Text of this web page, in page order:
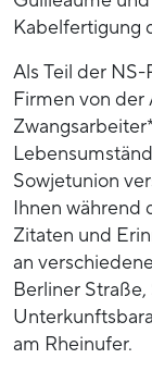
Kabelfertigung
Als Teil der
Firmen von
Sowjetunion
Ihnen während
Zitaten und
an
Berliner
am Rheinufer.